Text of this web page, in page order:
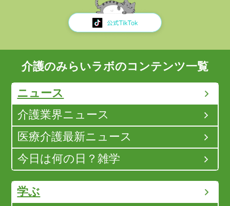
介護のみらいラボのコンテンツ一覧
ニュース
介護業界ニュース
医療介護最新ニュース
今日は何の日？雑学
学ぶ